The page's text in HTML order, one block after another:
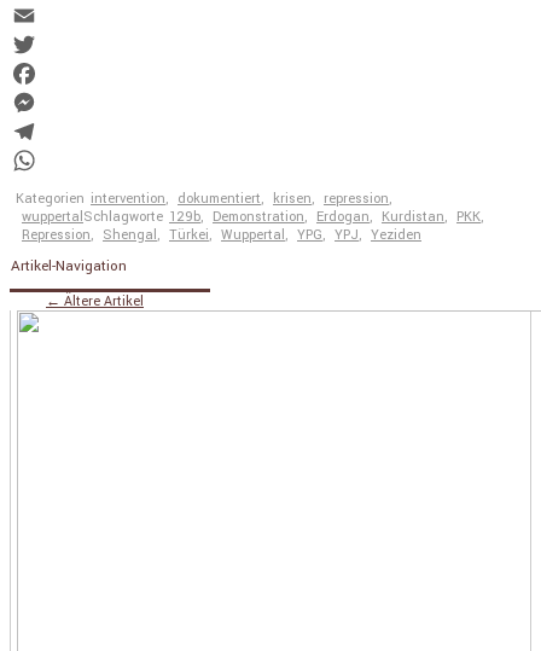
Copy
Link
Email
Twitter
Facebook
Messenger
Telegram
WhatsApp
Kategorien intervention, dokumentiert, krisen, repression,
wuppertalSchlagworte 129b, Demonstration, Erdogan, Kurdistan, PKK,
Repression, Shengal, Türkei, Wuppertal, YPG, YPJ, Yeziden
Artikel-Navigation
← Ältere Artikel